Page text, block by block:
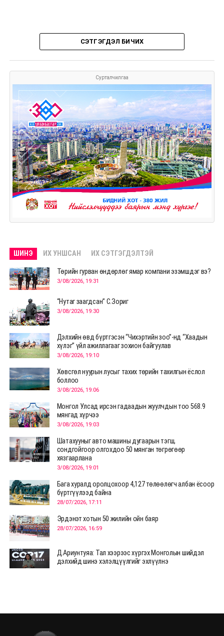
СЭТГЭГДЭЛ БИЧИХ
Сурталчилгаа
ШИНЭ ИХ УНШСАН ИХ СЭТГЭГДЭЛТЭЙ
Төрийн гурван өндөрлөг ямар компани эзэмшдэг вэ?
3/08/2026, 19:31
“Нутаг заагдсан” С.Зориг
3/08/2026, 19:30
Дэлхийн өвд бүртгэсэн “Чихэртийн зоо”-нд “Хаадын
хүлэг” үйл ажиллагааг зохион байгуулав
3/08/2026, 19:10
Хөвсгөл нуурын лусыг тахих төрийн тахилгын ёслол
боллоо
3/08/2026, 19:06
Монгол Улсад ирсэн гадаадын жуулчдын тоо 568.9
мянгад хүрчээ
3/08/2026, 19:03
Шатахууныг авто машины дугаарын тэгш,
сондгойгоор олгохдоо 50 мянган төгрөгөөр
хязгаарлана
3/08/2026, 19:01
Бага хуралд оролцохоор 4,127 төлөөлөгч албан ёсоор
бүртгүүлээд байна
28/07/2026, 17:11
Эрдэнэт хотын 50 жилийн ойн баяр
28/07/2026, 16:59
Д.Ариунтуяа: Тал хээрээс хүргэх Монголын шийдэл
дэлхийд шинэ хэлэлцүүлгийг эхлүүлнэ